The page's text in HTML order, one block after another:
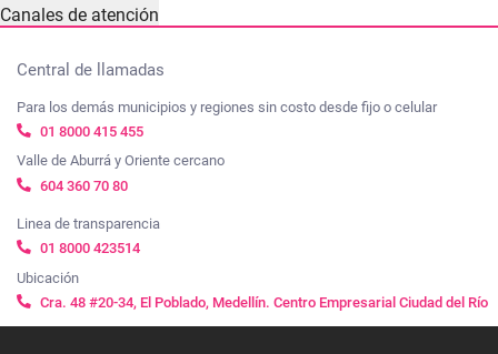
Canales de atención
Central de llamadas
Para los demás municipios y regiones sin costo desde fijo o celular
01 8000 415 455
Valle de Aburrá y Oriente cercano
604 360 70 80
Linea de transparencia
01 8000 423514
Ubicación
Cra. 48 #20-34, El Poblado, Medellín. Centro Empresarial Ciudad del Río